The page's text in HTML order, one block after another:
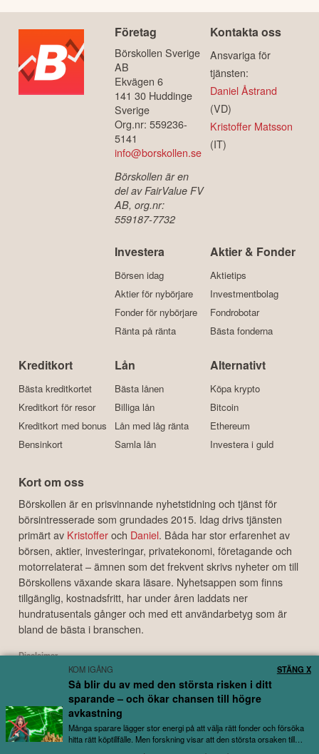
Företag
Börskollen Sverige
AB
Ekvägen 6
141 30 Huddinge
Sverige
Org.nr: 559236-
5141
info@borskollen.se
Börskollen är en
del av FairValue FV
AB, org.nr:
559187-7732
Kontakta oss
Ansvariga för
tjänsten:
Daniel Åstrand
(VD)
Kristoffer Matsson
(IT)
Investera
Börsen idag
Aktier för nybörjare
Fonder för nybörjare
Ränta på ränta
Aktier & Fonder
Aktietips
Investmentbolag
Fondrobotar
Bästa fonderna
Kreditkort
Bästa kreditkortet
Kreditkort för resor
Kreditkort med bonus
Bensinkort
Lån
Bästa lånen
Billiga lån
Lån med låg ränta
Samla lån
Alternativt
Köpa krypto
Bitcoin
Ethereum
Investera i guld
Kort om oss
Börskollen är en prisvinnande nyhetstidning och tjänst för
börsintresserade som grundades 2015. Idag drivs tjänsten
primärt av Kristofferoch Daniel. Båda har stor erfarenhet av
börsen, aktier, investeringar, privatekonomi, företagande och
motorrelaterat – ämnen som det frekvent skrivs nyheter om till
Börskollens växande skara läsare. Nyhetsappen som finns
tillgänglig, kostnadsfritt, har under åren laddats ner
hundratusentals gånger och med ett användarbetyg som är
bland de bästa i branschen.
Disclaimer
Börskollen Sverige AB ("Börskollen") är inte finansiella rådgivare, står inte under
finansinspektionens tillsyn och ger inga råd till dig. Detta innebär att
investeringsbeslut baserade på information som direkt eller indirekt härrörande
från Börskollen eller personer med koppling till Börskollen, alltid fattas
självständigt av investeraren. Börskollen frånsäger sig allt ansvar för eventuell
förlust eller skada av vad slag det må vara som grundar sig på användandet av
KOM IGÅNG
Så blir du av med den största risken i ditt
sparande – och ökar chansen till högre
avkastning
Många sparare lägger stor energi på att välja rätt fonder och försöka
hitta rätt köptillfälle. Men forskning visar att den största orsaken till
utebliven avkastning...
STÄNG X